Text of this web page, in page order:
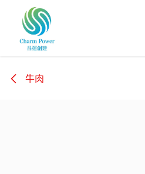
跳至內容
牛肉